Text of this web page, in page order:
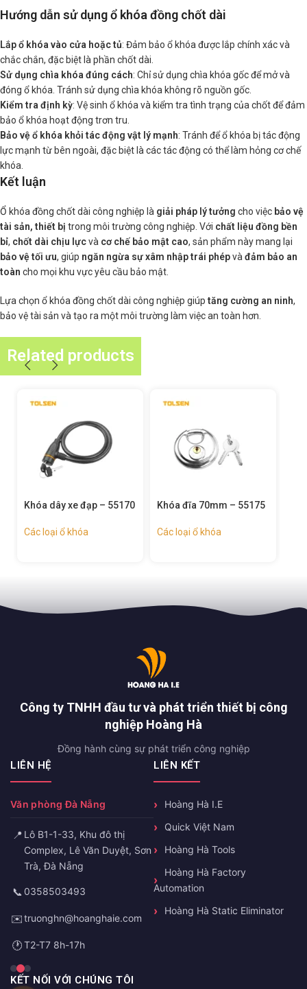
Hướng dẫn sử dụng ổ khóa đồng chốt dài
Lắp ổ khóa vào cửa hoặc tủ: Đảm bảo ổ khóa được lắp chính xác và
chắc chắn, đặc biệt là phần chốt dài.
Sử dụng chìa khóa đúng cách: Chỉ sử dụng chìa khóa gốc để mở và
đóng ổ khóa. Tránh sử dụng chìa khóa không rõ nguồn gốc.
Kiểm tra định kỳ: Vệ sinh ổ khóa và kiểm tra tình trạng của chốt để đảm
bảo ổ khóa hoạt động trơn tru.
Bảo vệ ổ khóa khỏi tác động vật lý mạnh: Tránh để ổ khóa bị tác động
lực mạnh từ bên ngoài, đặc biệt là các tác động có thể làm hỏng cơ chế
khóa.
Kết luận
Ổ khóa đồng chốt dài công nghiệp là giải pháp lý tưởng cho việc bảo vệ
tài sản, thiết bị trong môi trường công nghiệp. Với chất liệu đồng bền
bỉ, chốt dài chịu lựcvà cơ chế bảo mật cao, sản phẩm này mang lại
bảo vệ tối ưu, giúp ngăn ngừa sự xâm nhập trái phépvà đảm bảo an
toàn cho mọi khu vực yêu cầu bảo mật.
Lựa chọn ổ khóa đồng chốt dài công nghiệp giúptăng cường an ninh,
bảo vệ tài sản và tạo ra một môi trường làm việc an toàn hơn.
Related products
Khóa dây xe đạp – 55170
Các loại ổ khóa
Khóa đĩa 70mm – 55175
Các loại ổ khóa
Công ty TNHH đầu tư và phát triển thiết bị công
nghiệp Hoàng Hà
Đồng hành cùng sự phát triển công nghiệp
LIÊN HỆ
Văn phòng Đà Nẵng
📍 Lô B1-1-33, Khu đô thị
Complex, Lê Văn Duyệt, Sơn
Trà, Đà Nẵng
📞 0358503493
✉️truonghn@hoanghaie.com
🕐T2-T7 8h-17h
LIÊN KẾT
Hoàng Hà I.E
Quick Việt Nam
Hoàng Hà Tools
Hoàng Hà Factory
Automation
Hoàng Hà Static Eliminator
KẾT NỐI VỚI CHÚNG TÔI